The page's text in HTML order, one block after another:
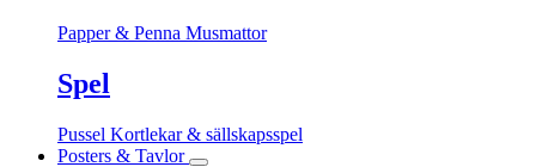
Papper & Penna Musmattor
Spel
Pussel Kortlekar & sällskapsspel
Posters & Tavlor